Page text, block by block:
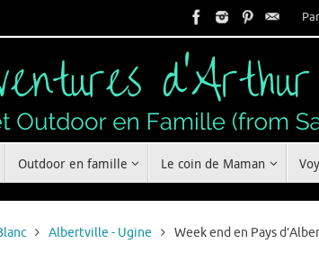
Outdoor en famille Le coin de Maman
Albertville - Ugine Week end en Pays